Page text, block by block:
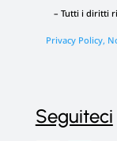
– Tutti i diritti
Privacy Policy,
Seguiteci